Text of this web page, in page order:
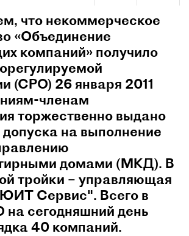
что некоммерческое
«Объединение
компаний» получило
(СРО) 26 января 2011
членам
торжественно выдано
на выполнение
домами (МКД). В
тройки – управляющая
Сервис". Всего в
на сегодняшний день
40 компаний.